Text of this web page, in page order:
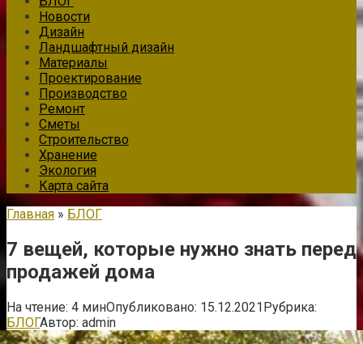
Новости
Дизайн
Ландшафтный дизайн
Материалы
Проектирование
Производство
Ремонт
Сметы
Строительство
Хранение
Экология
Карта сайта
Главная » БЛОГ
7 вещей, которые нужно знать перед
продажей дома
На чтение: 4 минОпубликовано: 15.12.2021Рубрика:
БЛОГАвтор: admin